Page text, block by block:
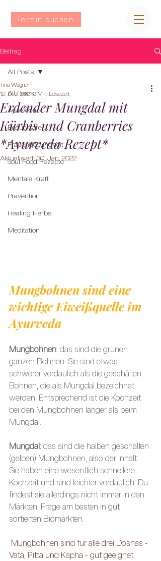
Termin buchen
Beitrag
All Posts
Ayurveda
Beautycare
Frauengesundheit
Soul Food Rezepte
Mentale Kraft
Prävention
Healing Herbs
Meditation
All Posts
Erdender Mungdal mit
Kürbis und Cranberries
*Ayurveda Rezept*
Tina Wagner
12. Dez. 20212 Min. Lesezeit
Aktualisiert:30. Jan. 2022
Mungbohnen sind eine
wichtige Eiweißquelle im
Ayurveda
Mungbohnen: das sind die grünen
ganzen Bohnen. Sie sind etwas
schwerer verdaulich als die geschälten
Bohnen, die als Mungdal bezeichnet
werden. Entsprechend ist die Kochzeit
bei den Mungbohnen länger als beim
Mungdal.
Mungdal: das sind die halben geschälten
(gelben) Mungbohnen, also der Inhalt.
Sie haben eine wesentlich schnellere
Kochzeit und sind leichter verdaulich. Du
findest sie allerdings nicht immer in den
Märkten. Frage am besten in gut
sortierten Biomärkten.
Vata, Pitta und Kapha - gut geeignet.